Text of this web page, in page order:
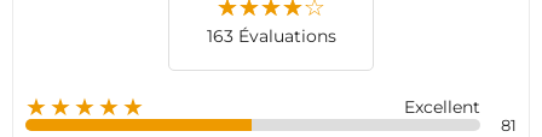
163 Évaluations
★★★★★ Excellent
81